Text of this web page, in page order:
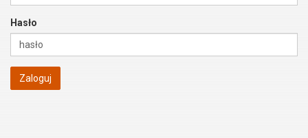
Hasło
Zaloguj